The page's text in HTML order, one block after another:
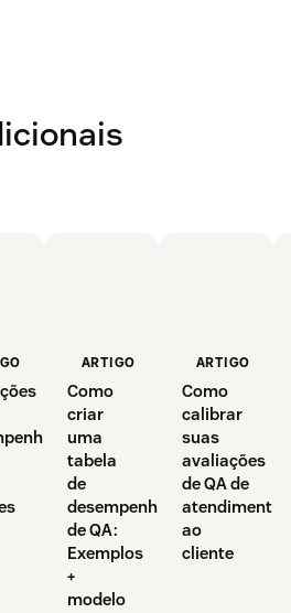
ARTIGO
Como
criar
uma
tabela
de
desempenho
de QA:
Exemplos
+
modelo
ARTIGO
Como
calibrar
suas
avaliações
de QA de
atendimento
ao
cliente